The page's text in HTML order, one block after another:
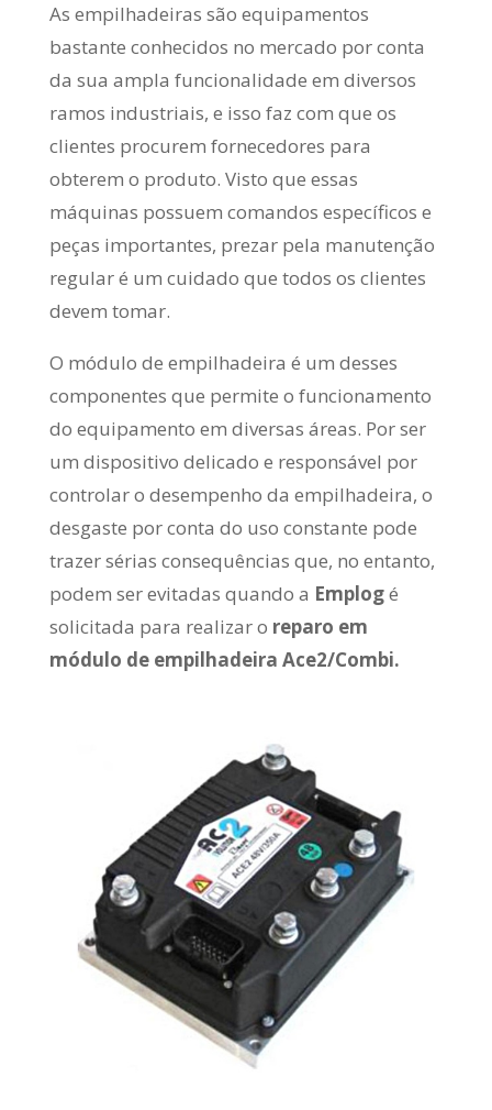
As empilhadeiras são equipamentos
bastante conhecidos no mercado por conta
da sua ampla funcionalidade em diversos
ramos industriais, e isso faz com que os
clientes procurem fornecedores para
obterem o produto. Visto que essas
máquinas possuem comandos específicos e
peças importantes, prezar pela manutenção
regular é um cuidado que todos os clientes
devem tomar.
O módulo de empilhadeira é um desses
componentes que permite o funcionamento
do equipamento em diversas áreas. Por ser
um dispositivo delicado e responsável por
controlar o desempenho da empilhadeira, o
desgaste por conta do uso constante pode
trazer sérias consequências que, no entanto,
podem ser evitadas quando a Emplogé
solicitada para realizar o reparo em
módulo de empilhadeira Ace2/Combi.